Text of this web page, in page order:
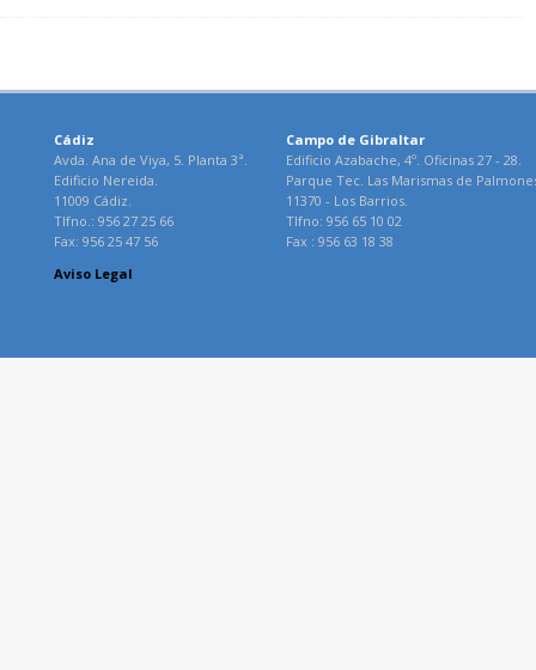
Cádiz
Avda. Ana de Viya, 5. Planta 3ª.
Edificio Nereida.
11009 Cádiz.
Tlfno.: 956 27 25 66
Fax: 956 25 47 56
Campo de Gibraltar
Edificio Azabache, 4º. Oficinas 27 - 28.
Parque Tec. Las Marismas de
11370 - Los Barrios.
Tlfno: 956 65 10 02
Fax : 956 63 18 38
Aviso Legal